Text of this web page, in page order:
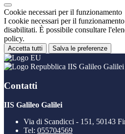
Cookie necessari per il funzionamento
I cookie necessari per il
disabilitati. È possibile consultare
policy.
Accetta tutti Salva le preferenze
IIS Galileo Galilei
Contatti
IIS Galileo Galilei
Via di Scandicci - 151, 50143
Tel: 055704569